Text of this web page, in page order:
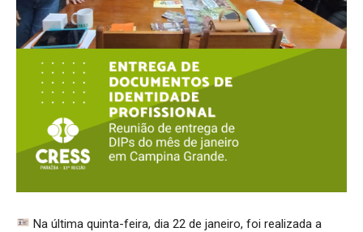
Na última quinta-feira, dia 22 de janeiro, foi realizada a